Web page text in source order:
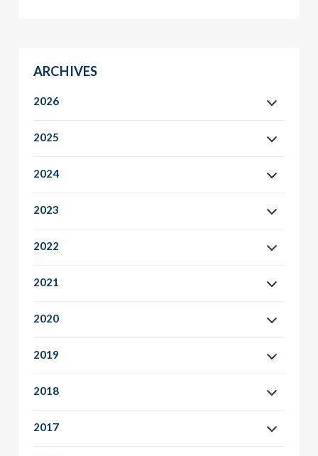
ARCHIVES
2026
2025
2024
2023
2022
2021
2020
2019
2018
2017